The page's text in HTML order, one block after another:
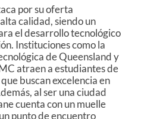
por su oferta
calidad, siendo un
el desarrollo tecnológico
Instituciones como la
de Queensland y
atraen a estudiantes de
buscan excelencia en
al ser una ciudad
cuenta con un muelle
punto de encuentro